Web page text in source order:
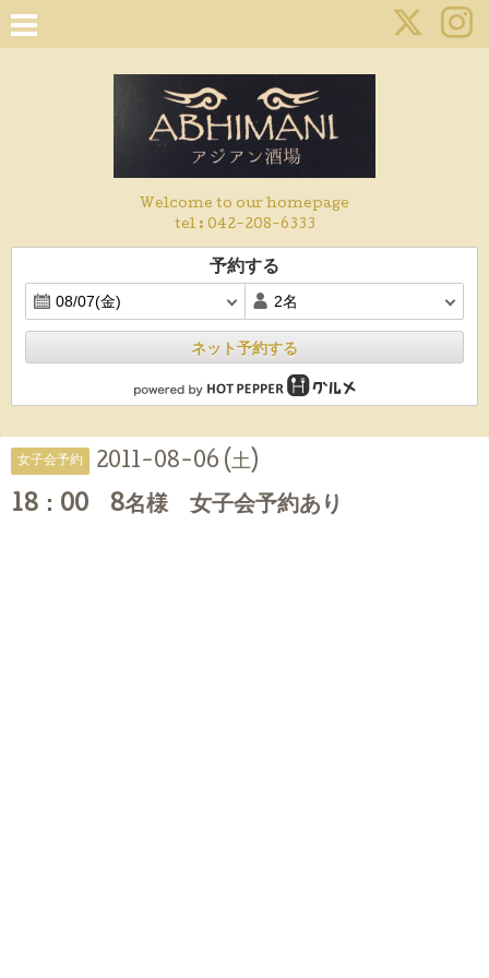
Welcome to our homepage
tel : 042-208-6333
予約する
ネット予約する
女子会予約 2011-08-06 (土)
18：00 8名様 女子会予約あり